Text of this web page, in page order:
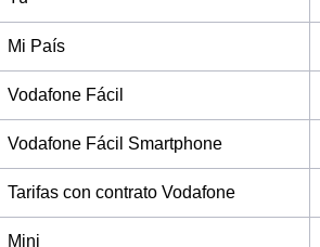
Mi País
Vodafone Fácil
Vodafone Fácil Smartphone
Tarifas con contrato Vodafone
Mini